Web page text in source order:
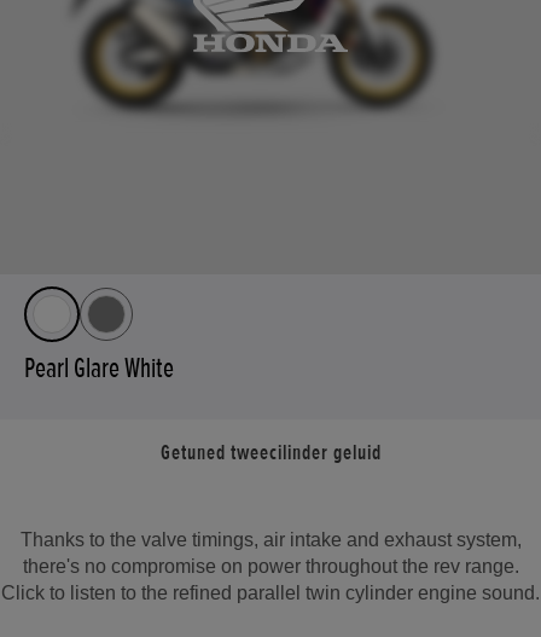
Pearl Glare White
Getuned tweecilinder geluid
Thanks to the valve timings, air intake and exhaust system,
there's no compromise on power throughout the rev range.
Click to listen to the refined parallel twin cylinder engine sound.